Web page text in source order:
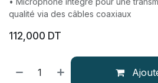
qualité via des câbles coaxiaux
112,000 DT